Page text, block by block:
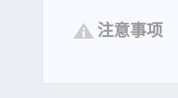
注意事项